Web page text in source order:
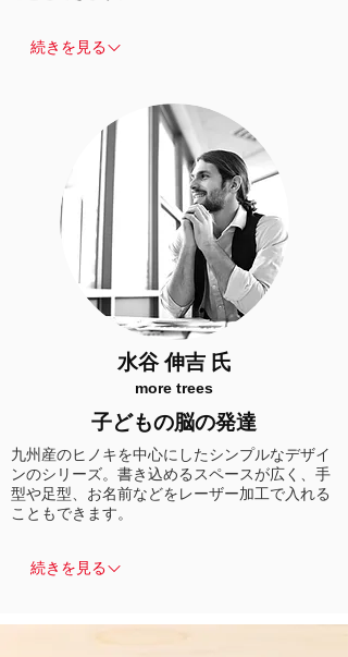
続きを見る
水谷 伸吉 氏
more trees
子どもの脳の発達
九州産のヒノキを中心にしたシンプルなデザイ
ンのシリーズ。書き込めるスペースが広く、手
型や足型、お名前などをレーザー加工で入れる
こともできます。
続きを見る